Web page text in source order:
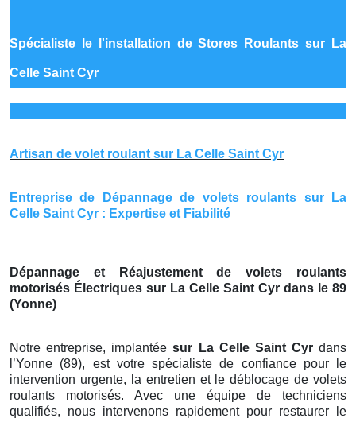
Spécialiste le l'installation de Stores Roulants sur La
Celle Saint Cyr
Artisan de volet roulant sur La Celle Saint Cyr
Entreprise de Dépannage de volets roulants sur La
Celle Saint Cyr : Expertise et Fiabilité
Dépannage et Réajustement de volets roulants
motorisés Électriques sur La Celle Saint Cyr dans le 89
(Yonne)
Notre entreprise, implantéesur La Celle Saint Cyr dans
l’Yonne (89), est votre spécialiste de confiance pour le
intervention urgente, la entretien et le déblocage de volets
roulants motorisés. Avec une équipe de techniciens
qualifiés, nous intervenons rapidement pour restaurer le